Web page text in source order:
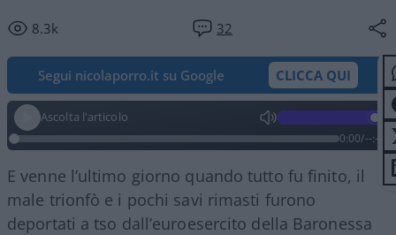
8.3k 32
Segui nicolaporro.it su Google CLICCA QUI
Ascolta l'articolo
0:00/--:--
E venne l’ultimo giorno quando tutto fu finito, il
male trionfò e i pochi savi rimasti furono
deportati a tso dall’euroesercito della Baronessa